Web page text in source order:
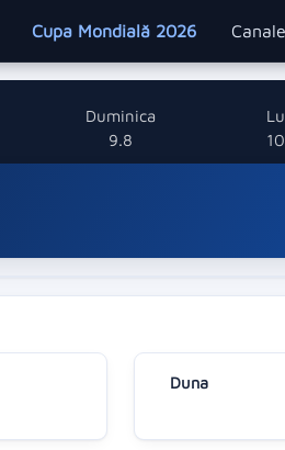
Cupa Mondială 2026
Duminica
9.8
Duna